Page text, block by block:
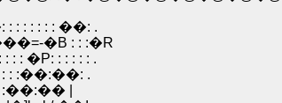
: : : : : : ��: .
�B : : :�R
: �P: : : : : : .
: : :��:��: .
:��:�� |